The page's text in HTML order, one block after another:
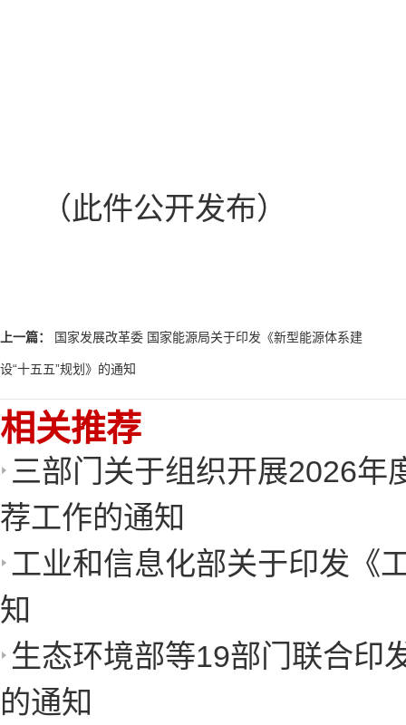
（此件公开发布）
上一篇： 国家发展改革委 国家能源局关于印发《新型能源体系建
设“十五五”规划》的通知
相关推荐
三部门关于组织开展2026年
荐工作的通知
工业和信息化部关于印发《
知
生态环境部等19部门联合印
的通知